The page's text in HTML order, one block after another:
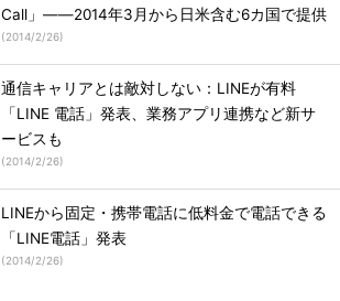
Call」――2014年3月から日米含む6カ国で提供
(2014/2/26)
通信キャリアとは敵対しない：LINEが有料
「LINE 電話」発表、業務アプリ連携など新サ
ービスも
(2014/2/26)
LINEから固定・携帯電話に低料金で電話できる
「LINE電話」発表
(2014/2/26)